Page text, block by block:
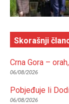
Skorašnji
Crna Gora –
06/08/2026
Pobjeđuje li
06/08/2026